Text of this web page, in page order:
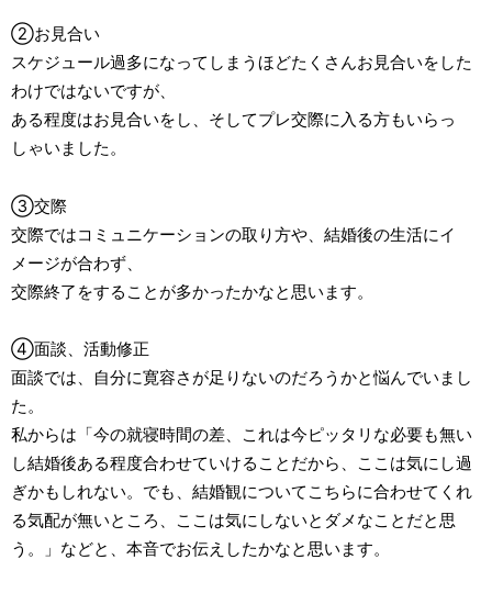
②お見合い
スケジュール過多になってしまうほどたくさんお見合いをした
わけではないですが、
ある程度はお見合いをし、そしてプレ交際に入る方もいらっ
しゃいました。
③交際
交際ではコミュニケーションの取り方や、結婚後の生活にイ
メージが合わず、
交際終了をすることが多かったかなと思います。
④面談、活動修正
面談では、自分に寛容さが足りないのだろうかと悩んでいまし
た。
私からは「今の就寝時間の差、これは今ピッタリな必要も無い
し結婚後ある程度合わせていけることだから、ここは気にし過
ぎかもしれない。でも、結婚観についてこちらに合わせてくれ
る気配が無いところ、ここは気にしないとダメなことだと思
う。」などと、本音でお伝えしたかなと思います。